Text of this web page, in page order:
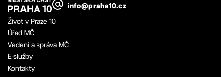
info@praha10.cz
Život v Praze 10
Úřad MČ
Vedení a správa MČ
E-služby
Kontakty